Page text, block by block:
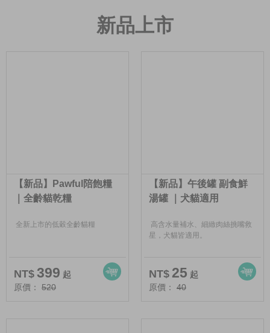
有感的部分 至於口味嘛～黑糖吃低敏無
穀/小蕾吃寶島鮮牛畢竟我也不能幫大家
新品上市
【新品】Pawful陪飽糧
｜全齡貓乾糧
全新上市的低穀全齡貓糧
NT$ 399 起
原價：
520
【新品】午後罐 副食鮮
湯罐 ｜犬貓適用
高含水量補水、細緻肉絲挑嘴救
星，犬貓皆適用。
NT$ 25 起
原價：
40